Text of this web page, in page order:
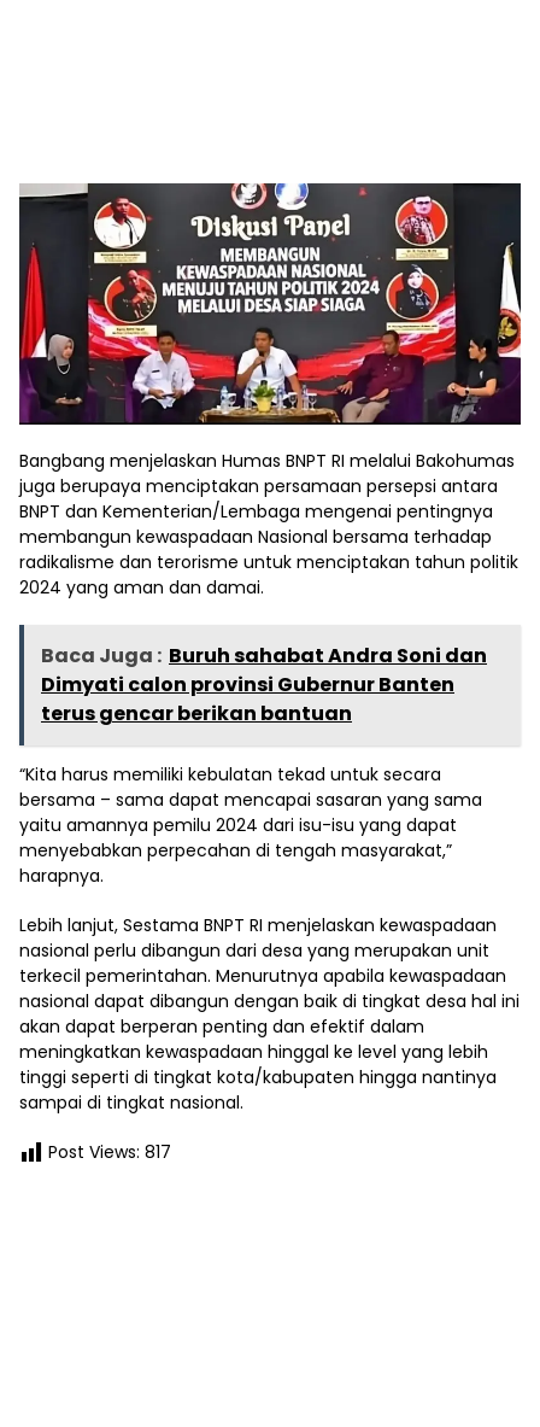
Bangbang menjelaskan Humas BNPT RI melalui Bakohumas
juga berupaya menciptakan persamaan persepsi antara
BNPT dan Kementerian/Lembaga mengenai pentingnya
membangun kewaspadaan Nasional bersama terhadap
radikalisme dan terorisme untuk menciptakan tahun politik
2024 yang aman dan damai.
Baca Juga : Buruh sahabat Andra Soni dan
Dimyati calon provinsi Gubernur Banten
terus gencar berikan bantuan
“Kita harus memiliki kebulatan tekad untuk secara
bersama – sama dapat mencapai sasaran yang sama
yaitu amannya pemilu 2024 dari isu-isu yang dapat
menyebabkan perpecahan di tengah masyarakat,”
harapnya.
Lebih lanjut, Sestama BNPT RI menjelaskan kewaspadaan
nasional perlu dibangun dari desa yang merupakan unit
terkecil pemerintahan. Menurutnya apabila kewaspadaan
nasional dapat dibangun dengan baik di tingkat desa hal ini
akan dapat berperan penting dan efektif dalam
meningkatkan kewaspadaan hinggal ke level yang lebih
tinggi seperti di tingkat kota/kabupaten hingga nantinya
sampai di tingkat nasional.
Post Views: 817